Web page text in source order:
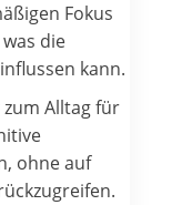
Fokus
die
kann.
zum Alltag für
ohne auf